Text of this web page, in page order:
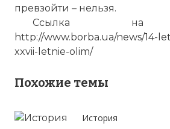
превзойти – нельзя.
Ссылка на
http://www.borba.ua/news/14-
xxvii-letnie-olim/
Похожие темы
История
Церемония закрытия игр
Фото статьи: